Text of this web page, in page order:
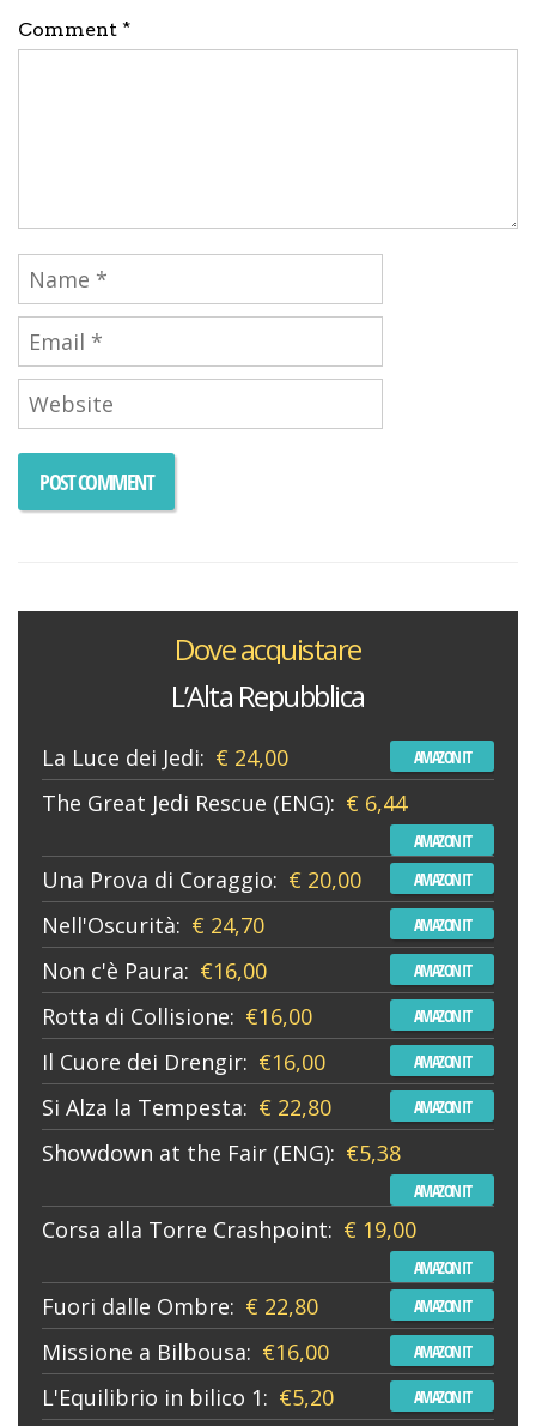
Comment *
Dove acquistare
L’Alta Repubblica
La Luce dei Jedi: € 24,00 AMAZON IT
The Great Jedi Rescue (ENG): € 6,44
AMAZON IT
Una Prova di Coraggio: € 20,00 AMAZON IT
Nell'Oscurità: € 24,70 AMAZON IT
Non c'è Paura: €16,00 AMAZON IT
Rotta di Collisione: €16,00 AMAZON IT
Il Cuore dei Drengir: €16,00 AMAZON IT
Si Alza la Tempesta: € 22,80 AMAZON IT
Showdown at the Fair (ENG): €5,38
AMAZON IT
Corsa alla Torre Crashpoint: € 19,00
AMAZON IT
Fuori dalle Ombre: € 22,80 AMAZON IT
Missione a Bilbousa: €16,00 AMAZON IT
L'Equilibrio in bilico 1: €5,20 AMAZON IT